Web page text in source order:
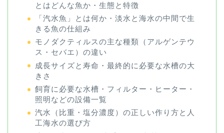
とはどんな魚か・生態と特徴
「汽水魚」とは何か・淡水と海水の中間で生
きる魚の仕組み
モノダクティルスの主な種類（アルゲンテウ
ス・セバエ）の違い
成長サイズと寿命・最終的に必要な水槽の大
きさ
飼育に必要な水槽・フィルター・ヒーター・
照明などの設備一覧
汽水（比重・塩分濃度）の正しい作り方と人
工海水の選び方